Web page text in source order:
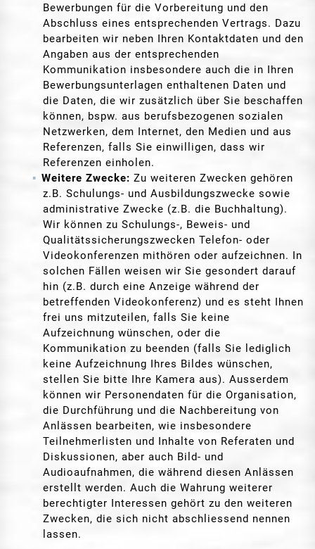
Bewerbungen für die Vorbereitung und den
Abschluss eines entsprechenden Vertrags. Dazu
bearbeiten wir neben Ihren Kontaktdaten und den
Angaben aus der entsprechenden
Kommunikation insbesondere auch die in Ihren
Bewerbungsunterlagen enthaltenen Daten und
die Daten, die wir zusätzlich über Sie beschaffen
können, bspw. aus berufsbezogenen sozialen
Netzwerken, dem Internet, den Medien und aus
Referenzen, falls Sie einwilligen, dass wir
Referenzen einholen.
Weitere Zwecke: Zu weiteren Zwecken gehören
z.B. Schulungs- und Ausbildungszwecke sowie
administrative Zwecke (z.B. die Buchhaltung).
Wir können zu Schulungs-, Beweis- und
Qualitätssicherungszwecken Telefon- oder
Videokonferenzen mithören oder aufzeichnen. In
solchen Fällen weisen wir Sie gesondert darauf
hin (z.B. durch eine Anzeige während der
betreffenden Videokonferenz) und es steht Ihnen
frei uns mitzuteilen, falls Sie keine
Aufzeichnung wünschen, oder die
Kommunikation zu beenden (falls Sie lediglich
keine Aufzeichnung Ihres Bildes wünschen,
stellen Sie bitte Ihre Kamera aus). Ausserdem
können wir Personendaten für die Organisation,
die Durchführung und die Nachbereitung von
Anlässen bearbeiten, wie insbesondere
Teilnehmerlisten und Inhalte von Referaten und
Diskussionen, aber auch Bild- und
Audioaufnahmen, die während diesen Anlässen
erstellt werden. Auch die Wahrung weiterer
berechtigter Interessen gehört zu den weiteren
Zwecken, die sich nicht abschliessend nennen
lassen.